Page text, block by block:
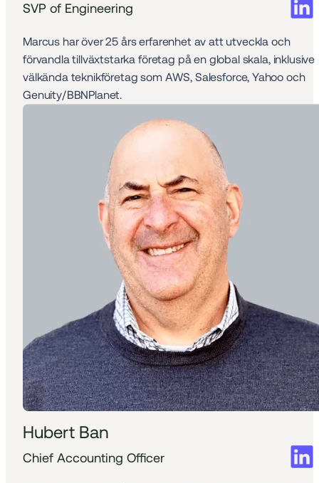
SVP of Engineering
Marcus har över 25 års erfarenhet av att utveckla och
förvandla tillväxtstarka företag på en global skala, inklusive
välkända teknikföretag som AWS, Salesforce, Yahoo och
Genuity/BBNPlanet.
Hubert Ban
Chief Accounting Officer